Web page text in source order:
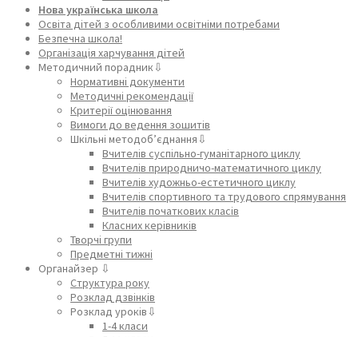
Нова українська школа
Освіта дітей з особливими освітніми потребами
Безпечна школа!
Організація харчування дітей
Методичний порадник⇩
Нормативні документи
Методичні рекомендації
Критерії оцінювання
Вимоги до ведення зошитів
Шкільні методоб’єднання⇩
Вчителів суспільно-гуманітарного циклу
Вчителів природничо-математичного циклу
Вчителів художньо-естетичного циклу
Вчителів спортивного та трудового спрямування
Вчителів початкових класів
Класних керівників
Творчі групи
Предметні тижні
Органайзер ⇩
Структура року
Розклад дзвінків
Розклад уроків⇩
1-4 класи